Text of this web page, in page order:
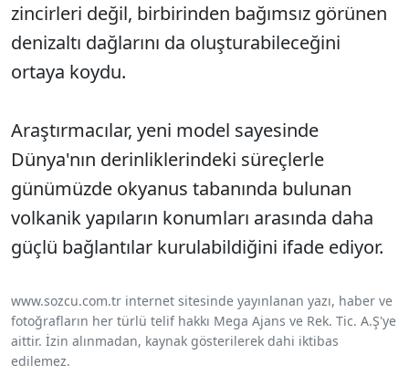
zincirleri değil, birbirinden bağımsız görünen
denizaltı dağlarını da oluşturabileceğini
ortaya koydu.
Araştırmacılar, yeni model sayesinde
Dünya'nın derinliklerindeki süreçlerle
günümüzde okyanus tabanında bulunan
volkanik yapıların konumları arasında daha
güçlü bağlantılar kurulabildiğini ifade ediyor.
www.sozcu.com.tr internet sitesinde yayınlanan yazı, haber ve
fotoğrafların her türlü telif hakkı Mega Ajans ve Rek. Tic. A.Ş'ye
aittir. İzin alınmadan, kaynak gösterilerek dahi iktibas
edilemez.